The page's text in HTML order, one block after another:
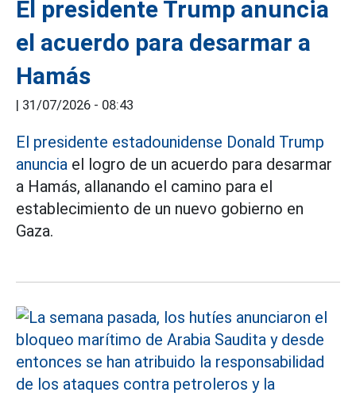
El presidente Trump anuncia
el acuerdo para desarmar a
Hamás
| 31/07/2026 - 08:43
El presidente estadounidense Donald Trump
anuncia el logro de un acuerdo para desarmar
a Hamás, allanando el camino para el
establecimiento de un nuevo gobierno en
Gaza.